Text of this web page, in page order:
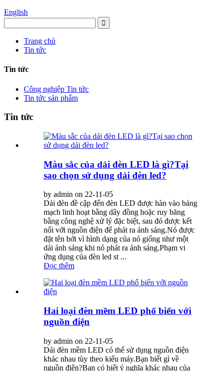
English
Trang chủ
Tin tức
Tin tức
Công nghiệp Tin tức
Tin tức sản phẩm
Tin tức
Màu sắc của dải đèn LED là gì?Tại
sao chọn sử dụng dải đèn led?
by admin on 22-11-05
Dải đèn đề cập đến đèn LED được hàn vào bảng
mạch linh hoạt bằng dây đồng hoặc ruy băng
bằng công nghệ xử lý đặc biệt, sau đó được kết
nối với nguồn điện để phát ra ánh sáng.Nó được
đặt tên bởi vì hình dạng của nó giống như một
dải ánh sáng khi nó phát ra ánh sáng.Phạm vi
ứng dụng của đèn led st ...
Đọc thêm
Hai loại đèn mềm LED phổ biến với
nguồn điện
by admin on 22-11-05
Dải đèn mềm LED có thể sử dụng nguồn điện
khác nhau tùy theo kiểu máy.Bạn biết gì về
nguồn điện?Bạn có biết ý nghĩa khác nhau của